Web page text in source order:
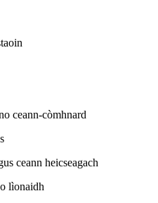
ceann-còmhnard
ceann heicseagach
lìonaidh